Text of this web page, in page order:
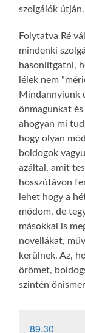
szolgálók útján.
Folytatva Ré
mindenki
hasonlítgatni,
lélek nem
Mindannyiunk
önmagunkat
ahogyan mi
hogy olyan
boldogok
azáltal, amit
hosszútávon
lehet hogy a
módom, de
másokkal is
novellákat,
kerülnek. Az,
örömet,
szintén
89.30